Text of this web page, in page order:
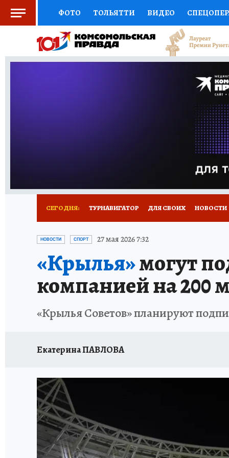
ФОТО ТОЛЬЯТТИ ВИДЕО
СОЦПОДДЕРЖКА НАУКА СПОРТ
ВЫБОР ЭКСПЕРТОВ ДОКТОР
ПРОГНОЗЫ НА СПОРТ
СЕГОДНЯ: ТУРНАВИГАТОР ДЛЯ СВОИХ НОВОСТИ
НАДЕЖНЫЕ РАБОТОДАТЕЛИ
НОВЫЙ ГОД В САМАРЕ КП В МАХ
КУЙБЫШЕВ - ФРОНТУ ИТОГИ ГОДА-2024
ЗАПОВЕДНАЯ РОССИЯ СЧАСТЬЕ В СЕМЬЕ
НОВОСТИ СПОРТ 27 мая 2026 7:32
«Крылья»могут
компанией на 200
«Крылья Советов» планируют
Екатерина ПАВЛОВА